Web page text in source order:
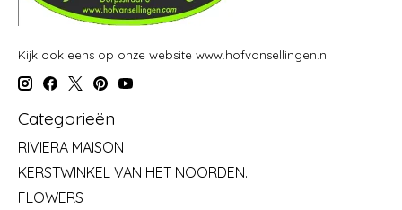
Kijk ook eens op onze website www.hofvansellingen.nl
Categorieën
RIVIERA MAISON
KERSTWINKEL VAN HET NOORDEN.
FLOWERS